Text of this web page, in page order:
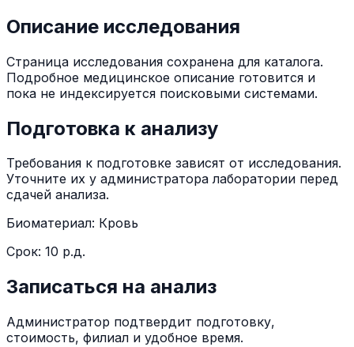
Описание исследования
Страница исследования сохранена для каталога.
Подробное медицинское описание готовится и
пока не индексируется поисковыми системами.
Подготовка к анализу
Требования к подготовке зависят от исследования.
Уточните их у администратора лаборатории перед
сдачей анализа.
Биоматериал: Кровь
Срок: 10 р.д.
Записаться на анализ
Администратор подтвердит подготовку,
стоимость, филиал и удобное время.